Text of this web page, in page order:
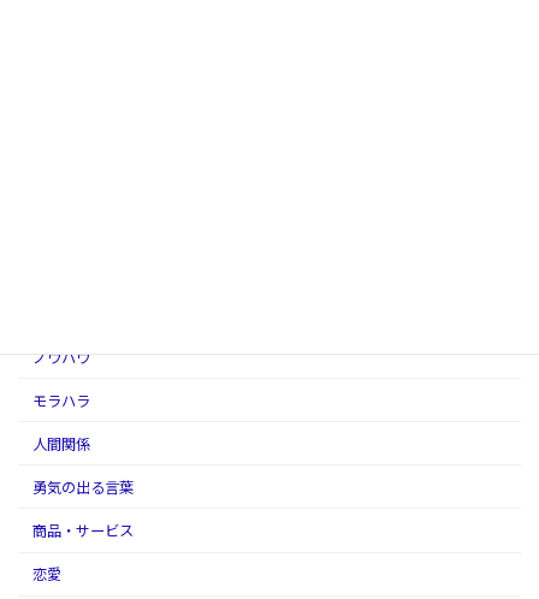
ノウハウ
モラハラ
人間関係
勇気の出る言葉
商品・サービス
恋愛